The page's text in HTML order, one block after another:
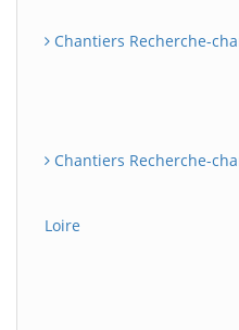
Chantiers Recherche-
Chantiers Recherche-
Loire